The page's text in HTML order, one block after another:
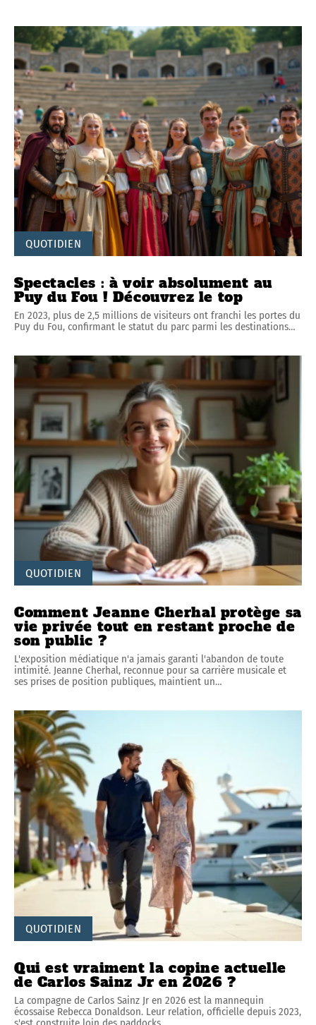
QUOTIDIEN
Spectacles : à voir absolument au
Puy du Fou ! Découvrez le top
En 2023, plus de 2,5 millions de visiteurs ont franchi les portes du
Puy du Fou, confirmant le statut du parc parmi les destinations…
QUOTIDIEN
Comment Jeanne Cherhal protège sa
vie privée tout en restant proche de
son public ?
L'exposition médiatique n'a jamais garanti l'abandon de toute
intimité. Jeanne Cherhal, reconnue pour sa carrière musicale et
ses prises de position publiques, maintient un…
QUOTIDIEN
Qui est vraiment la copine actuelle
de Carlos Sainz Jr en 2026 ?
La compagne de Carlos Sainz Jr en 2026 est la mannequin
écossaise Rebecca Donaldson. Leur relation, officielle depuis 2023,